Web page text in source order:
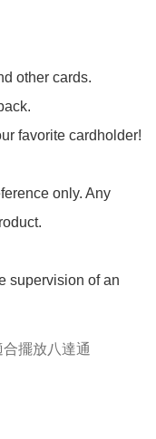
other cards.
favorite cardholder!
only. Any
supervision of an
合擺放八達通